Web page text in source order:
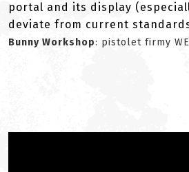
portal and its display
deviate from current
Bunny Workshop: pistolet firmy